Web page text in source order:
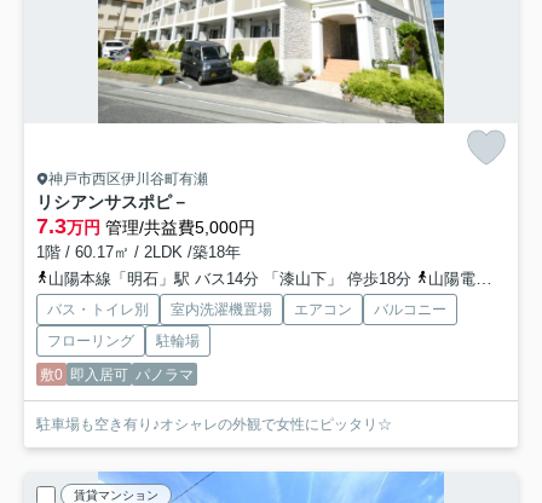
神戸市西区伊川谷町有瀬
リシアンサスポピ－
7.3万円 管理/共益費5,000円
1階 / 60.17㎡ / 2LDK /築18年
山陽本線「明石」駅 バス14分 「漆山下」 停歩18分
山陽電鉄本線「人丸前」駅 バス5分 神姫バス「免許試験場（兵庫県）」 停歩10分
バス・トイレ別 室内洗濯機置場 エアコン
バルコニー
フローリング
駐輪場
敷0 即入居可 パノラマ
駐車場も空き有り♪オシャレの外観で女性にピッタリ☆
賃貸マンション